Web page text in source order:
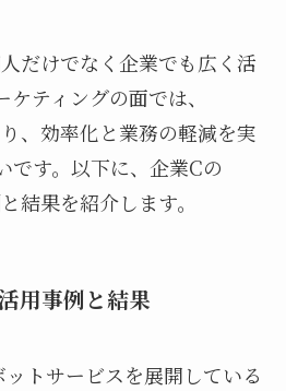
だけでなく企業でも広く活
ティングの面では、
、効率化と業務の軽減を実
です。以下に、企業Cの
結果を紹介します。
用事例と結果
トサービスを展開している